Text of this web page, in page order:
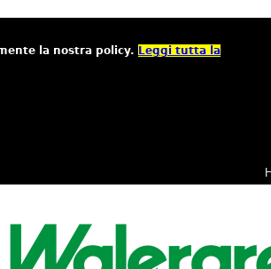
la nostra policy. Leggi tutta la